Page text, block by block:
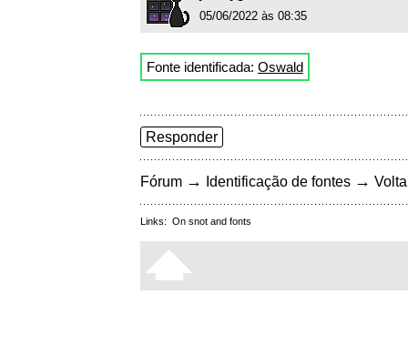
05/06/2022 às 08:35
Fonte identificada: Oswald
Responder
Fórum → Identificação de fontes →
Links: On snot and fonts